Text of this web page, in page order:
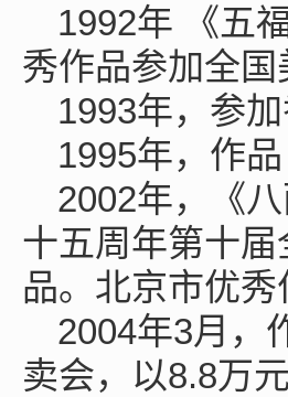
1992年 《五
秀作品参加全国
1993年，参
1995年，作
2002年，《
十五周年第十
品。北京市优
2004年3月，
卖会，以8.8万元